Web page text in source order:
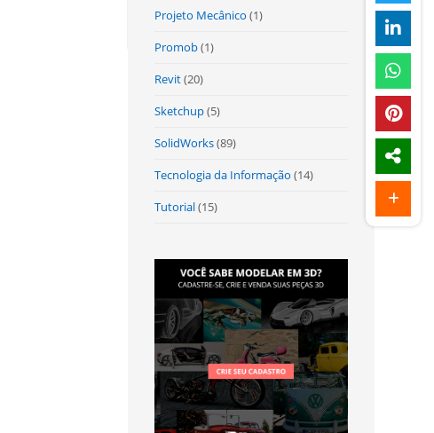
Projeto Mecânico (1)
Promob(1)
Revit(20)
Sketchup(5)
SolidWorks(89)
Tecnologia da Informação (14)
Tutorial(15)